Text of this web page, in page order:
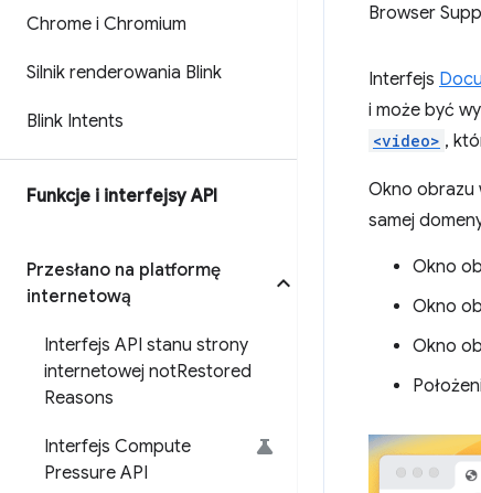
Chrome i Chromium
Silnik renderowania Blink
Blink Intents
Funkcje i interfejsy API
Przesłano na platformę
internetową
Interfejs API stanu strony
internetowej notRestored
Reasons
Interfejs Compute
Pressure API
Browser
Interfejs
i może być
<video> ,
Okno obrazu
samej
Okno
Okno
Okno